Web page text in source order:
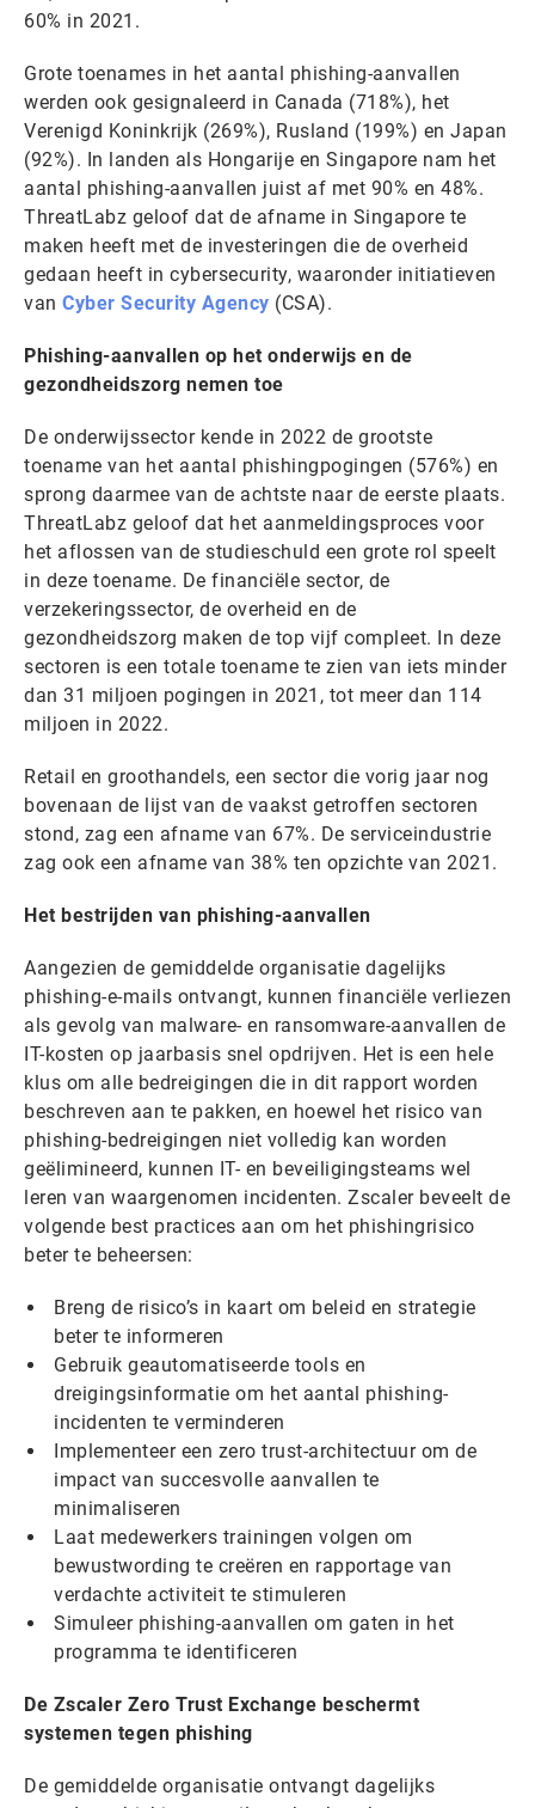
60% in 2021.
Grote toenames in het aantal phishing-aanvallen
werden ook gesignaleerd in Canada (718%), het
Verenigd Koninkrijk (269%), Rusland (199%) en Japan
(92%). In landen als Hongarije en Singapore nam het
aantal phishing-aanvallen juist af met 90% en 48%.
ThreatLabz geloof dat de afname in Singapore te
maken heeft met de investeringen die de overheid
gedaan heeft in cybersecurity, waaronder initiatieven
van Cyber Security Agency (CSA).
Phishing-aanvallen op het onderwijs en de
gezondheidszorg nemen toe
De onderwijssector kende in 2022 de grootste
toename van het aantal phishingpogingen (576%) en
sprong daarmee van de achtste naar de eerste plaats.
ThreatLabz geloof dat het aanmeldingsproces voor
het aflossen van de studieschuld een grote rol speelt
in deze toename. De financiële sector, de
verzekeringssector, de overheid en de
gezondheidszorg maken de top vijf compleet. In deze
sectoren is een totale toename te zien van iets minder
dan 31 miljoen pogingen in 2021, tot meer dan 114
miljoen in 2022.
Retail en groothandels, een sector die vorig jaar nog
bovenaan de lijst van de vaakst getroffen sectoren
stond, zag een afname van 67%. De serviceindustrie
zag ook een afname van 38% ten opzichte van 2021.
Het bestrijden van phishing-aanvallen
Aangezien de gemiddelde organisatie dagelijks
phishing-e-mails ontvangt, kunnen financiële verliezen
als gevolg van malware- en ransomware-aanvallen de
IT-kosten op jaarbasis snel opdrijven. Het is een hele
klus om alle bedreigingen die in dit rapport worden
beschreven aan te pakken, en hoewel het risico van
phishing-bedreigingen niet volledig kan worden
geëlimineerd, kunnen IT- en beveiligingsteams wel
leren van waargenomen incidenten. Zscaler beveelt de
volgende best practices aan om het phishingrisico
beter te beheersen:
Breng de risico’s in kaart om beleid en strategie
beter te informeren
Gebruik geautomatiseerde tools en
dreigingsinformatie om het aantal phishing-
incidenten te verminderen
Implementeer een zero trust-architectuur om de
impact van succesvolle aanvallen te
minimaliseren
Laat medewerkers trainingen volgen om
bewustwording te creëren en rapportage van
verdachte activiteit te stimuleren
Simuleer phishing-aanvallen om gaten in het
programma te identificeren
De Zscaler Zero Trust Exchange beschermt
systemen tegen phishing
De gemiddelde organisatie ontvangt dagelijks